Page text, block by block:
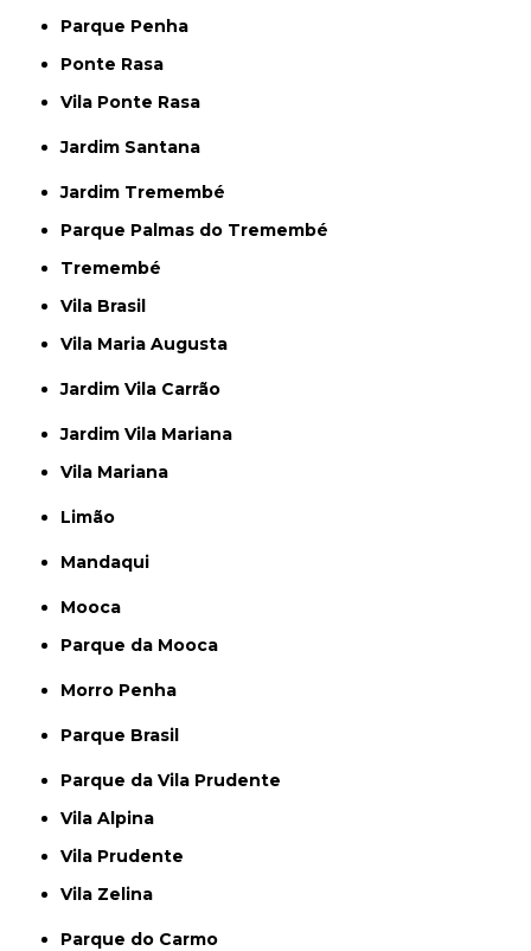
Parque Penha
Ponte Rasa
Vila Ponte Rasa
Jardim Santana
Jardim Tremembé
Parque Palmas do Tremembé
Tremembé
Vila Brasil
Vila Maria Augusta
Jardim Vila Carrão
Jardim Vila Mariana
Vila Mariana
Limão
Mandaqui
Mooca
Parque da Mooca
Morro Penha
Parque Brasil
Parque da Vila Prudente
Vila Alpina
Vila Prudente
Vila Zelina
Parque do Carmo